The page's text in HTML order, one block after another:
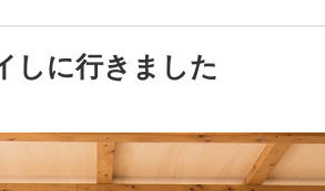
しに行きました